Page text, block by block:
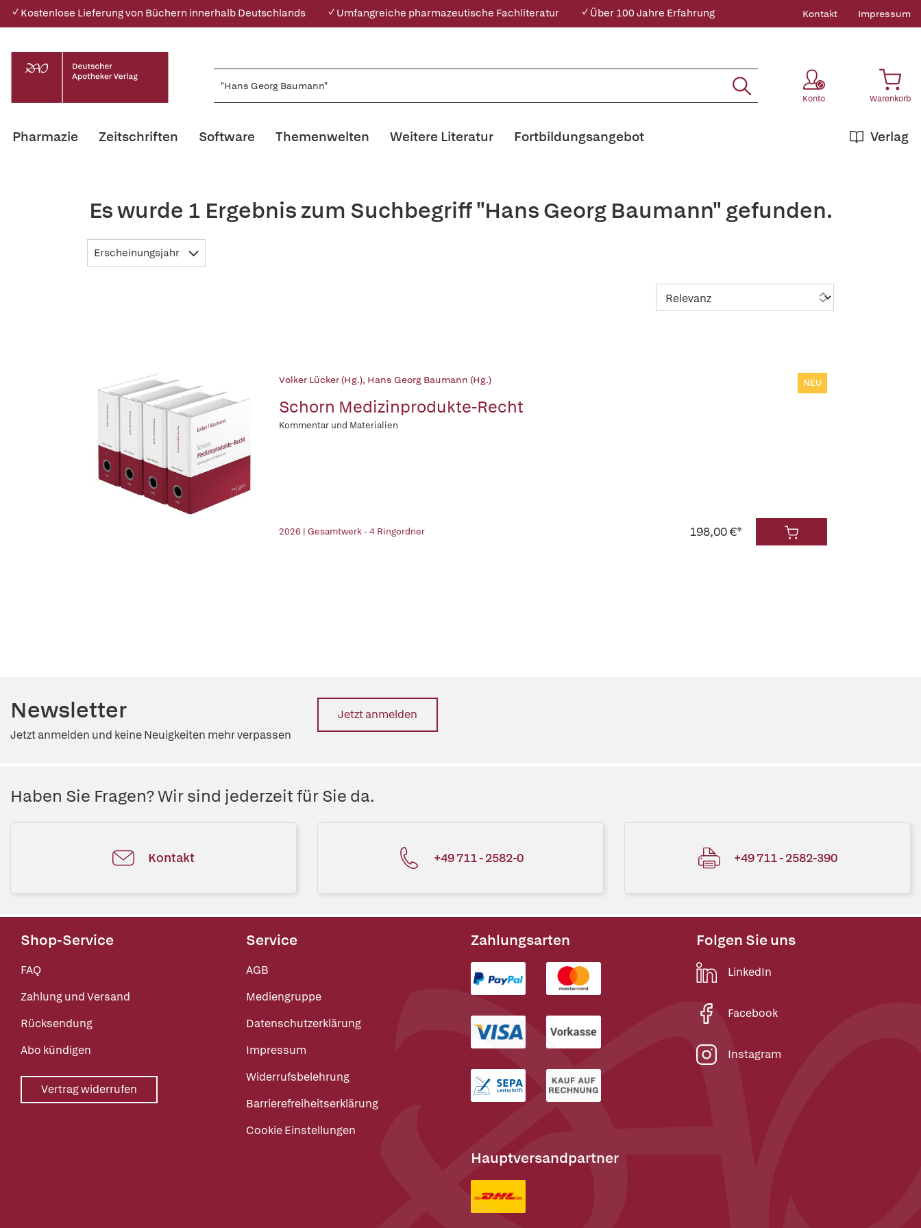
✓ Kostenlose Lieferung von Büchern innerhalb Deutschlands ✓ Umfangreiche pharmazeutische Fachliteratur ✓ Über 100 Jahre Erfahrung Kontakt Impressum
Konto Warenkorb
Pharmazie Zeitschriften Software Themenwelten Weitere Literatur Verlag
Fortbildungsangebot
Es wurde 1 Ergebnis zum Suchbegriff "Hans Georg Baumann" gefunden.
Erscheinungsjahr
Volker Lücker (Hg.), Hans Georg Baumann (Hg.)
Schorn Medizinprodukte-Recht
NEU
Kommentar und Materialien
2026 | Gesamtwerk - 4 Ringordner 198,00 €*
Newsletter
Jetzt anmelden und keine Neuigkeiten mehr verpassen
Jetzt anmelden
Haben Sie Fragen? Wir sind jederzeit für Sie da.
Kontakt +49 711 - 2582-0 +49 711 - 2582-390
Shop-Service
FAQ
Zahlung und Versand
Rücksendung
Abo kündigen
Vertrag widerrufen
Service
AGB
Mediengruppe
Datenschutzerklärung
Impressum
Widerrufsbelehrung
Barrierefreiheitserklärung
Cookie Einstellungen
Zahlungsarten
Hauptversandpartner
Folgen Sie uns
LinkedIn
Facebook
Instagram